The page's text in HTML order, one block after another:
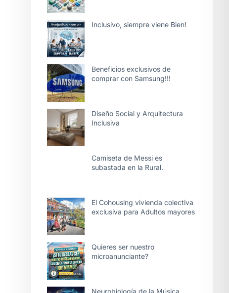
Inclusivo, siempre viene Bien!
Beneficios exclusivos de
comprar con Samsung!!!
Diseño Social y Arquitectura
Inclusiva
Camiseta de Messi es
subastada en la Rural.
El Cohousing vivienda colectiva
exclusiva para Adultos mayores
Quieres ser nuestro
microanunciante?
Neurobiología de la Música